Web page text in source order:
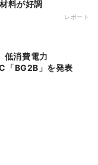
料が好調
レポート
BG2B」を発表